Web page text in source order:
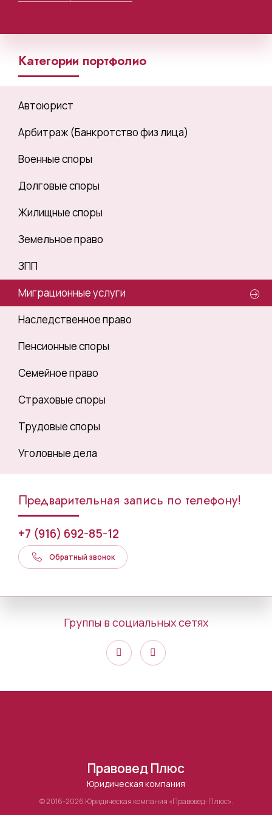
Категории портфолио
Автоюрист
Арбитраж (Банкротство физ лица)
Военные споры
Долговые споры
Жилищные споры
Земельное право
ЗПП
Миграционные услуги
Наследственное право
Пенсионные споры
Семейное право
Страховые споры
Трудовые споры
Уголовные дела
Предварительная запись по телефону!
+7 (916) 692-85-12
Обратный звонок
Группы в социальных сетях
Правовед Плюс
Юридическая компания
© 2016-2026 Юридическая компания «Правовед-Плюс».